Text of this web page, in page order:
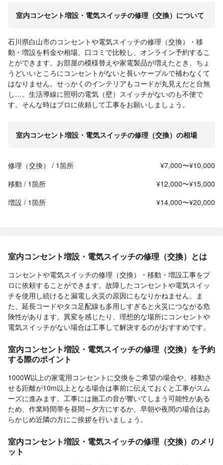
室内コンセント増設・電気スイッチの修理（交換）について
石川県白山市のコンセントや電気スイッチの修理（交換）・移
動・増設を料金や相場、口コミで比較し、オンライン予約するこ
とができます。お部屋の模様替えや家電製品が増えたとき、ちょ
うどいいところにコンセントがないと長いケーブルで補わなくて
はなりません。せっかくのインテリアもコードが丸見えだと台無
し…。生活導線に照明の電気（壁）スイッチがないのも不便で
す。そんな時はプロに依頼して工事をお願いしましょう。
室内コンセント増設・電気スイッチの修理（交換）の相場
修理（交換） / 1箇所
¥7,000〜¥10,000
移動 / 1箇所
¥12,000〜¥15,000
増設 / 1箇所
¥14,000〜¥20,000
室内コンセント増設・電気スイッチの修理（交換）とは
コンセントや電気スイッチの修理（交換）・移動・増設工事をプ
ロに依頼することができます。故障したコンセントや電気スイッ
チを使用し続けると漏電し火災の原因にもなりかねません。ま
た、延長コードやタコ足配線も多用しすぎると火災につながる危
険性があります。異変を感じたり、理想的な場所にコンセントや
電気スイッチがない場合は工事して解決するのがおすすめです。
室内コンセント増設・電気スイッチの修理（交換）を予約
する際のポイント
1000W以上の家電用コンセントに交換をご希望の場合や、移動さ
せる距離が10m以上となる場合は事前に伝えておくと工事がスム
ーズに進みます。工事には施工の音が響いてしまう可能性がある
ため、作業時間帯を昼間～夕方にするか、早朝や夜間の場合はあ
らかじめ近隣の方にご挨拶を行いましょう。
室内コンセント増設・電気スイッチの修理（交換）のメリ
ット